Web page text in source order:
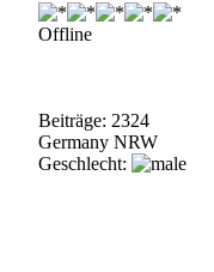
Offline
Beiträge: 2324
Germany NRW
Geschlecht: